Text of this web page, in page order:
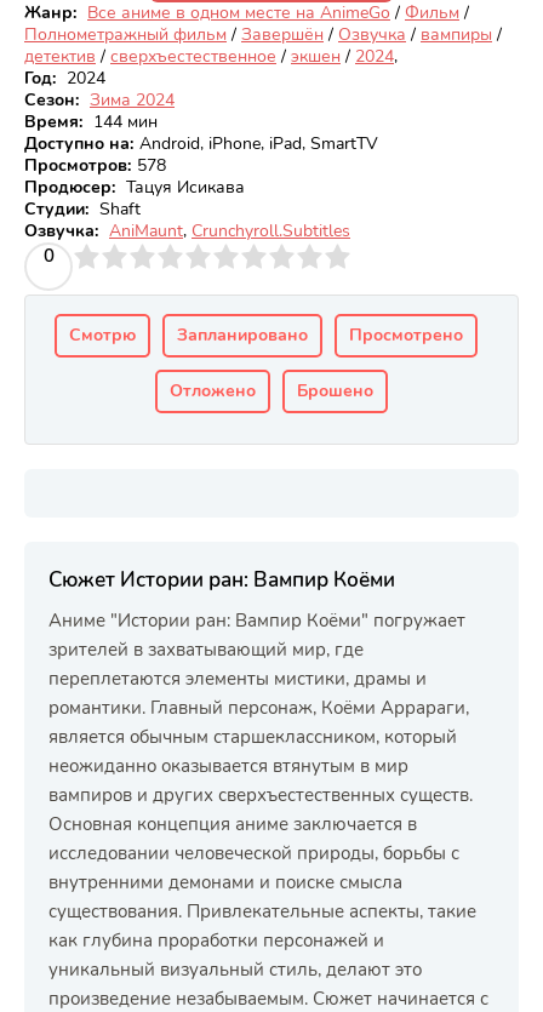
Жанр: Все аниме в одном месте на AnimeGo / Фильм /
Полнометражный фильм / Завершён / Озвучка / вампиры /
детектив / сверхъестественное / экшен / 2024,
Год: 2024
Сезон: Зима 2024
Время: 144 мин
Доступно на: Android, iPhone, iPad, SmartTV
Просмотров: 578
Продюсер: Тацуя Исикава
Студии: Shaft
Озвучка: AniMaunt, Crunchyroll.Subtitles
0
4 5 6 7 8 9 10
Смотрю Запланировано Просмотрено
Отложено Брошено
Сюжет Истории ран: Вампир Коёми
Аниме "Истории ран: Вампир Коёми" погружает
зрителей в захватывающий мир, где
переплетаются элементы мистики, драмы и
романтики. Главный персонаж, Коёми Аррараги,
является обычным старшеклассником, который
неожиданно оказывается втянутым в мир
вампиров и других сверхъестественных существ.
Основная концепция аниме заключается в
исследовании человеческой природы, борьбы с
внутренними демонами и поиске смысла
существования. Привлекательные аспекты, такие
как глубина проработки персонажей и
уникальный визуальный стиль, делают это
произведение незабываемым. Сюжет начинается с